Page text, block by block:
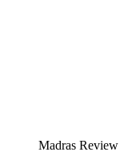
Madras Review